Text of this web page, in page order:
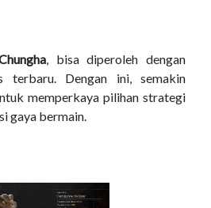
, bisa diperoleh dengan
terbaru. Dengan ini, semakin
memperkaya pilihan strategi
gaya bermain.